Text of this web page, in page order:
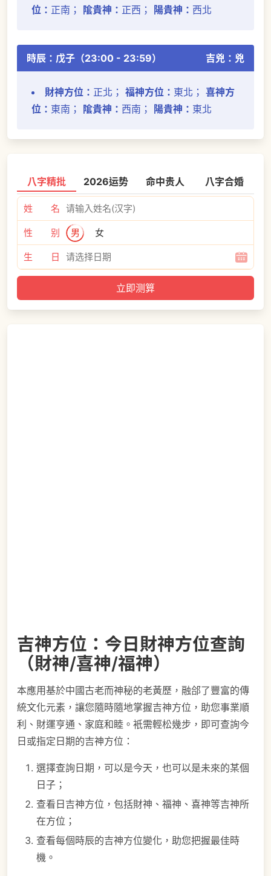
位： 正南； 隂貴神： 正西； 陽貴神： 西北
時辰：戊子（23:00 - 23:59） 吉兇：兇
財神方位： 正北； 福神方位： 東北； 喜神方
位： 東南； 隂貴神： 西南； 陽貴神： 東北
八字精批 2026运势 命中贵人 八字合婚
姓 名
性 别 男 女
生 日
吉神方位：今日財神方位查詢
（財神/喜神/福神）
本應用基於中國古老而神秘的老黃歷，融郃了豐富的傳
統文化元素，讓您隨時隨地掌握吉神方位，助您事業順
利、財運亨通、家庭和睦。衹需輕松幾步，即可查詢今
日或指定日期的吉神方位：
選擇查詢日期，可以是今天，也可以是未來的某個
日子；
查看日吉神方位，包括財神、福神、喜神等吉神所
在方位；
查看每個時辰的吉神方位變化，助您把握最佳時
機。